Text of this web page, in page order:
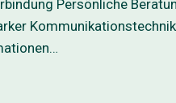
Persönliche